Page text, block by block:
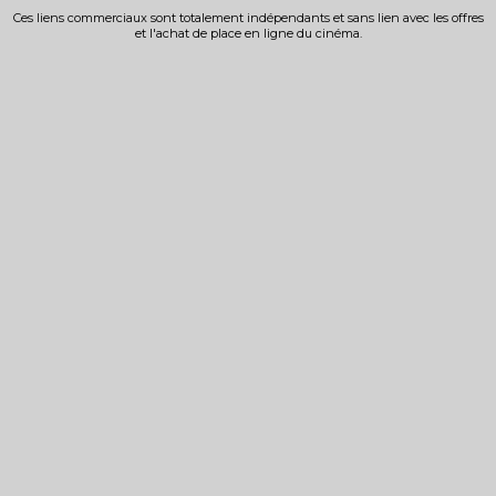
Ces liens commerciaux sont totalement indépendants et sans lien avec les offres
et l'achat de place en ligne du cinéma.